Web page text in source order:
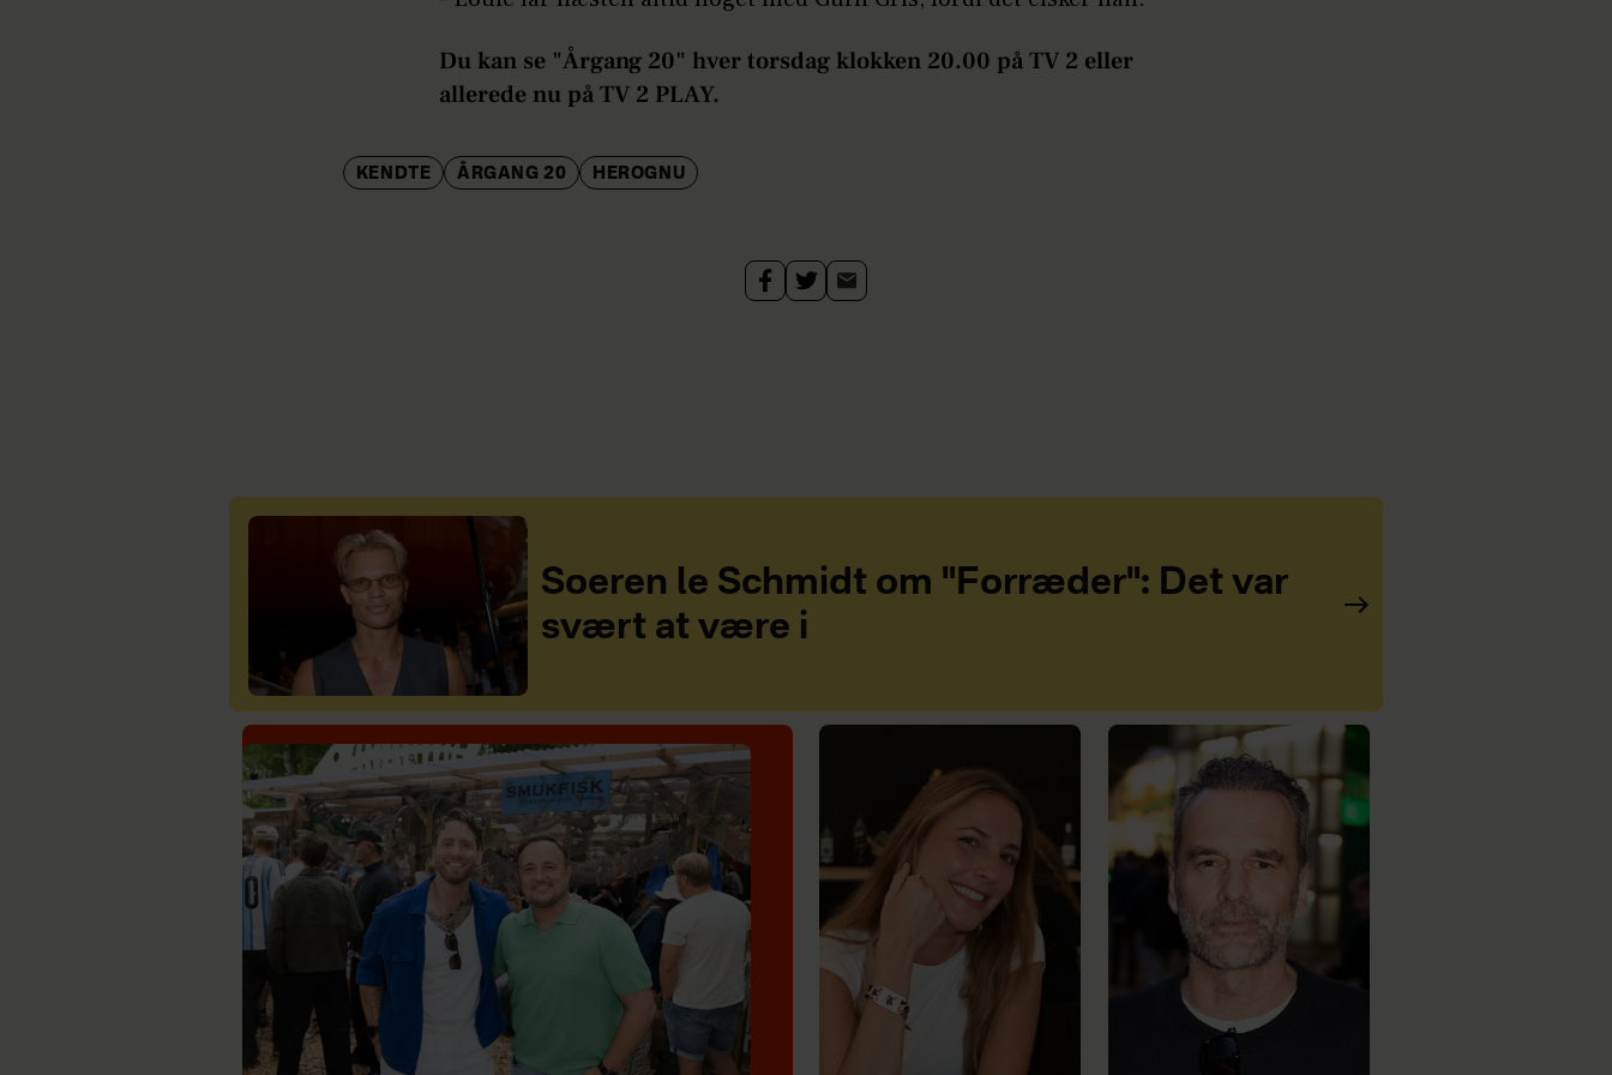
Du kan se "Årgang 20" hver torsdag klokken 20.00 på TV 2 eller
allerede nu på TV 2 PLAY.
KENDTE ÅRGANG 20 HEROGNU
Soeren le Schmidt om "Forræder": Det var
svært at være i